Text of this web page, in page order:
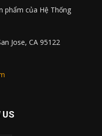
phẩm của Hệ Thống
Jose, CA 95122
US